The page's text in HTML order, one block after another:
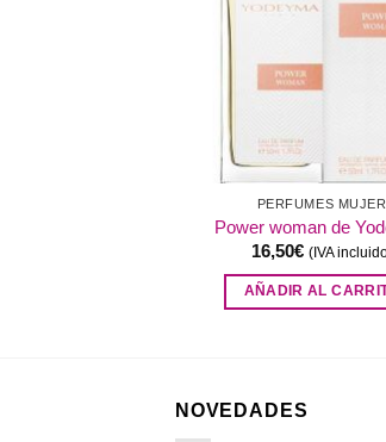
PERFUMES MUJER
Power woman de
16,50€ (IVA
AÑADIR AL
NOVEDADES